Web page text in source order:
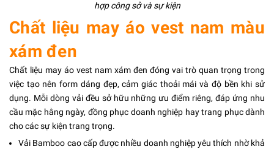
hợp công sở và sự kiện
Chất liệu may áo vest nam màu
xám đen
Chất liệu may áo vest nam xám đen đóng vai trò quan trọng trong
việc tạo nên form dáng đẹp, cảm giác thoải mái và độ bền khi sử
dụng. Mỗi dòng vải đều sở hữu những ưu điểm riêng, đáp ứng nhu
cầu mặc hằng ngày, đồng phục doanh nghiệp hay trang phục dành
cho các sự kiện trang trọng.
Vải Bamboo cao cấp được nhiều doanh nghiệp yêu thích nhờ khả